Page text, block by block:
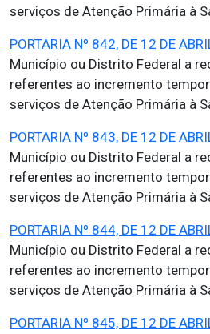
serviços de Atenção Primária à
PORTARIA Nº 842, DE 12 DE
Município ou Distrito Federal a
referentes ao incremento
serviços de Atenção Primária à
PORTARIA Nº 843, DE 12 DE
Município ou Distrito Federal a
referentes ao incremento
serviços de Atenção Primária à
PORTARIA Nº 844, DE 12 DE
Município ou Distrito Federal a
referentes ao incremento
serviços de Atenção Primária à
PORTARIA Nº 845, DE 12 DE